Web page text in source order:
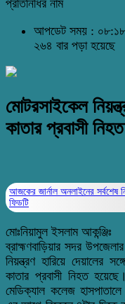
প্রতিনিধির নাম
আপডেট সময় :
২৬৪ বার পড়া হয়েছে
মোটরসাইকেল
কাতার প্রবাসী নিহত
আজকের জার্নাল অনলাইনের
ফিডটি
মোঃনিয়ামুল ইসলাম আকন্ঞ্জিঃ
ব্রাহ্মণবাড়িয়ার সদর
নিয়ন্ত্রণ হারিয়ে
কাতার প্রবাসী নিহত
মেডিক্যাল কলেজ